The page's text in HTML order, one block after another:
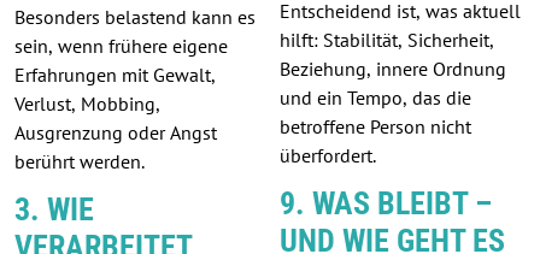
Besonders belastend kann es
sein, wenn frühere eigene
Erfahrungen mit Gewalt,
Verlust, Mobbing,
Ausgrenzung oder Angst
berührt werden.
3. WIE
Entscheidend ist, was aktuell
hilft: Stabilität, Sicherheit,
Beziehung, innere Ordnung
und ein Tempo, das die
betroffene Person nicht
überfordert.
9. WAS BLEIBT –
UND WIE GEHT ES